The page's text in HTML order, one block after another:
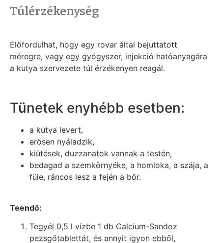
Túlérzékenység
Előfordulhat, hogy egy rovar által bejuttatott
méregre, vagy egy gyógyszer, injekció hatóanyagára
a kutya szervezete túl érzékenyen reagál.
Tünetek enyhébb esetben:
a kutya levert,
erősen nyáladzik,
kiütések, duzzanatok vannak a testén,
bedagad a szemkörnyéke, a homloka, a szája, a
füle, ráncos lesz a fején a bőr.
Teendő:
Tegyél 0,5 l vízbe 1 db Calcium-Sandoz
pezsgőtablettát, és annyit igyon ebből,